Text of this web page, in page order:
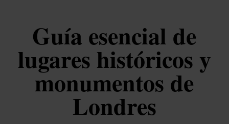
Guía esencial de
lugares históricos y
monumentos de
Londres